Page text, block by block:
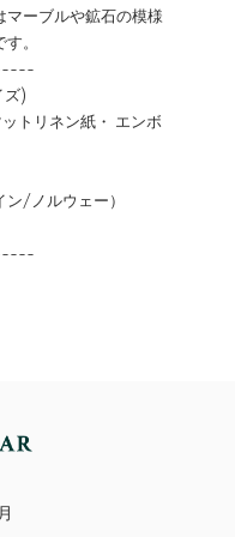
マーブルや鉱石の模様
。
)
トリネン紙・ エンボ
ルウェー）